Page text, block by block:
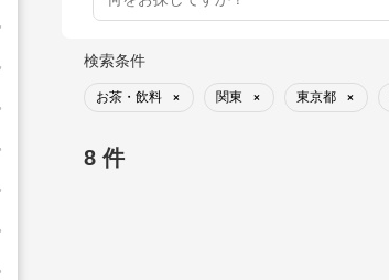
検索条件
お茶・飲料 × 関東 × 東京都 ×
8 件